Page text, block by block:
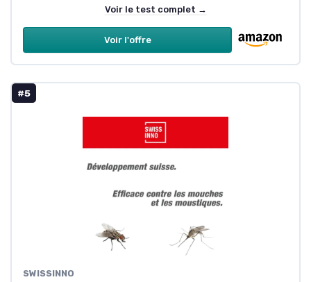
Voir le test complet →
Voir l'offre
#5
SWISSINNO